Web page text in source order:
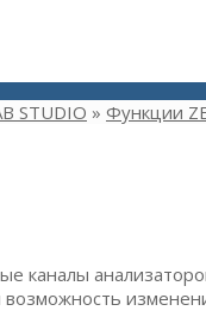
STUDIO » Функции
каналы